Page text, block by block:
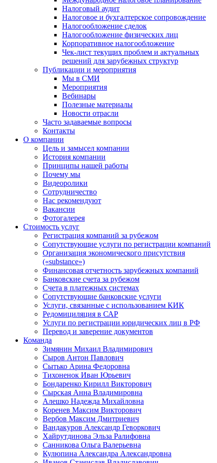
Налоговый аудит
Налоговое и бухгалтерское сопровождение
Налогообложение сделок
Налогообложение физических лиц
Корпоративное налогообложение
Чек-лист текущих проблем и актуальных
решений для зарубежных структур
Публикации и мероприятия
Мы в СМИ
Мероприятия
Вебинары
Полезные материалы
Новости отрасли
Часто задаваемые вопросы
Контакты
О компании
Цель и замысел компании
История компании
Принципы нашей работы
Почему мы
Видеоролики
Сотрудничество
Нас рекомендуют
Вакансии
Фотогалерея
Стоимость услуг
Регистрация компаний за рубежом
Сопутствующие услуги по регистрации компаний
Организация экономического присутствия
(«substance»)
Финансовая отчетность зарубежных компаний
Банковские счета за рубежом
Счета в платежных системах
Сопутствующие банковские услуги
Услуги, связанные с использованием КИК
Редомициляция в САР
Услуги по регистрации юридических лиц в РФ
Перевод и заверение документов
Команда
Зимянин Михаил Владимирович
Сыров Антон Павлович
Сытько Арина Федоровна
Тихоненок Иван Юрьевич
Бондаренко Кирилл Викторович
Сырская Анна Владимировна
Алешко Надежда Михайловна
Коренев Максим Викторович
Вербов Максим Дмитриевич
Вандакуров Александр Геворкович
Хайрутдинова Эльза Ралифовна
Санникова Ольга Валерьевна
Кулюпина Александра Александровна